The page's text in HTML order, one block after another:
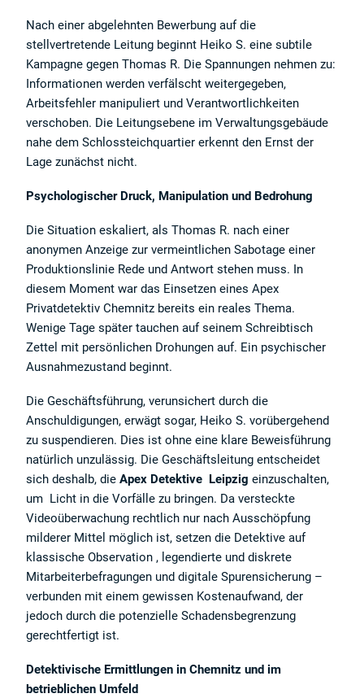
Nach einer abgelehnten Bewerbung auf die
stellvertretende Leitung beginnt Heiko S. eine subtile
Kampagne gegen Thomas R. Die Spannungen nehmen zu:
Informationen werden verfälscht weitergegeben,
Arbeitsfehler manipuliert und Verantwortlichkeiten
verschoben. Die Leitungsebene im Verwaltungsgebäude
nahe dem Schlossteichquartier erkennt den Ernst der
Lage zunächst nicht.
Psychologischer Druck, Manipulation und Bedrohung
Die Situation eskaliert, als Thomas R. nach einer
anonymen Anzeige zur vermeintlichen Sabotage einer
Produktionslinie Rede und Antwort stehen muss. In
diesem Moment war das Einsetzen eines Apex
Privatdetektiv Chemnitz bereits ein reales Thema.
Wenige Tage später tauchen auf seinem Schreibtisch
Zettel mit persönlichen Drohungen auf. Ein psychischer
Ausnahmezustand beginnt.
Die Geschäftsführung, verunsichert durch die
Anschuldigungen, erwägt sogar, Heiko S. vorübergehend
zu suspendieren. Dies ist ohne eine klare Beweisführung
natürlich unzulässig. Die Geschäftsleitung entscheidet
sich deshalb, dieApex Detektive Leipzig einzuschalten,
um Licht in die Vorfälle zu bringen. Da versteckte
Videoüberwachung rechtlich nur nach Ausschöpfung
milderer Mittel möglich ist, setzen die Detektive auf
klassische Observation , legendierte und diskrete
Mitarbeiterbefragungen und digitale Spurensicherung –
verbunden mit einem gewissen Kostenaufwand, der
jedoch durch die potenzielle Schadensbegrenzung
gerechtfertigt ist.
Detektivische Ermittlungen in Chemnitz und im
betrieblichen Umfeld